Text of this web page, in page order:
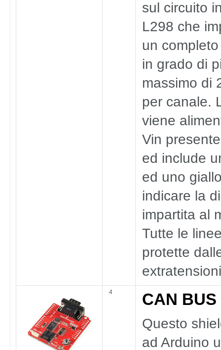
sul circuito
L298 che
un
in grado di
massimo di
per canale.
viene
Vin
ed include
ed uno
indicare la
impartita al
Tutte le
protette
4 CAN BUS
Questo
ad Arduino